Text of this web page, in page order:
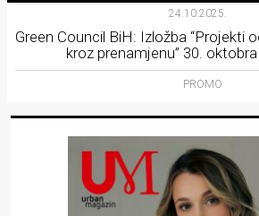
24.10.2025.
Green Council BiH: Izložba “Projekti
kroz prenamjenu” 30.
PROMO